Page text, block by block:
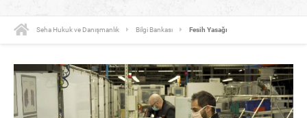
Seha Hukuk ve Danışmanlık Bilgi Bankası Fesih Yasağı